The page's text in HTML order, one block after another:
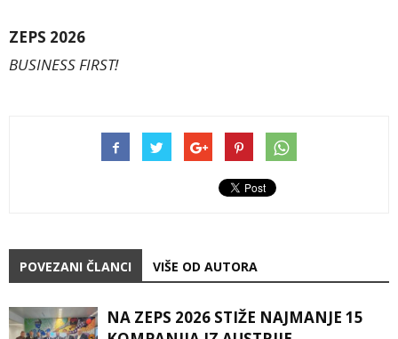
ZEPS 2026
BUSINESS FIRST!
POVEZANI ČLANCI VIŠE OD AUTORA
NA ZEPS 2026 STIŽE NAJMANJE 15